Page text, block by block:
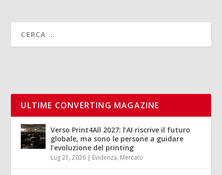
ULTIME CONVERTING MAGAZINE
Verso Print4All 2027: l’AI riscrive il futuro
globale, ma sono le persone a guidare
l’evoluzione del printing
Lug 21, 2026 | Evidenza, Mercato